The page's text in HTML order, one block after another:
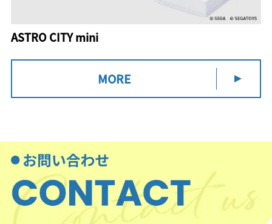
ASTRO CITY mini
MORE